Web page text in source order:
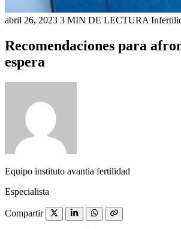
abril 26, 2023 3 MIN DE LECTURA
Recomendaciones para
espera
Equipo instituto avantia fertilidad
Especialista
Compartir